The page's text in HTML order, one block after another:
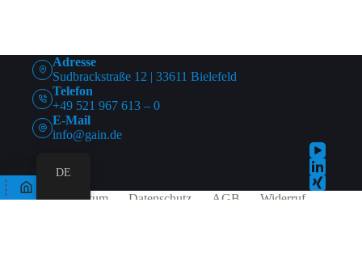
Adresse
Sudbrackstraße 12 | 33611 Bielefeld
Telefon
+49 521 967 613 – 0
E-Mail
info@gain.de
Impressum Datenschutz AGB
Widerruf
DE